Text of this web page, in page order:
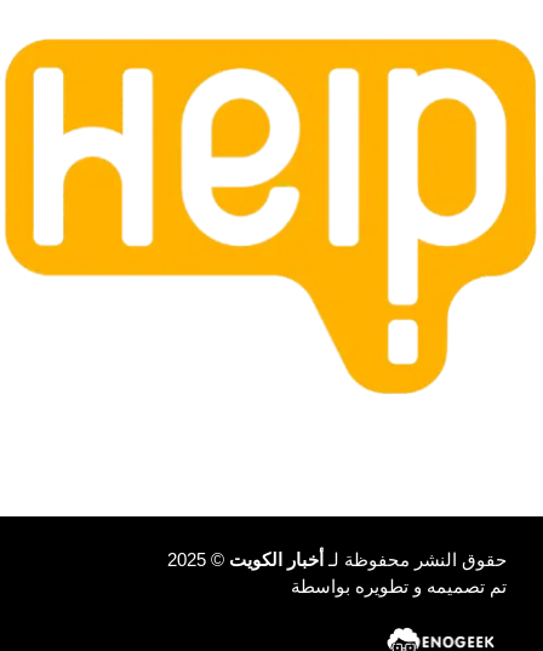
حقوق النشر محفوظة لـ أخبار الكويت © 2025
تم تصميمه و تطويره بواسطة